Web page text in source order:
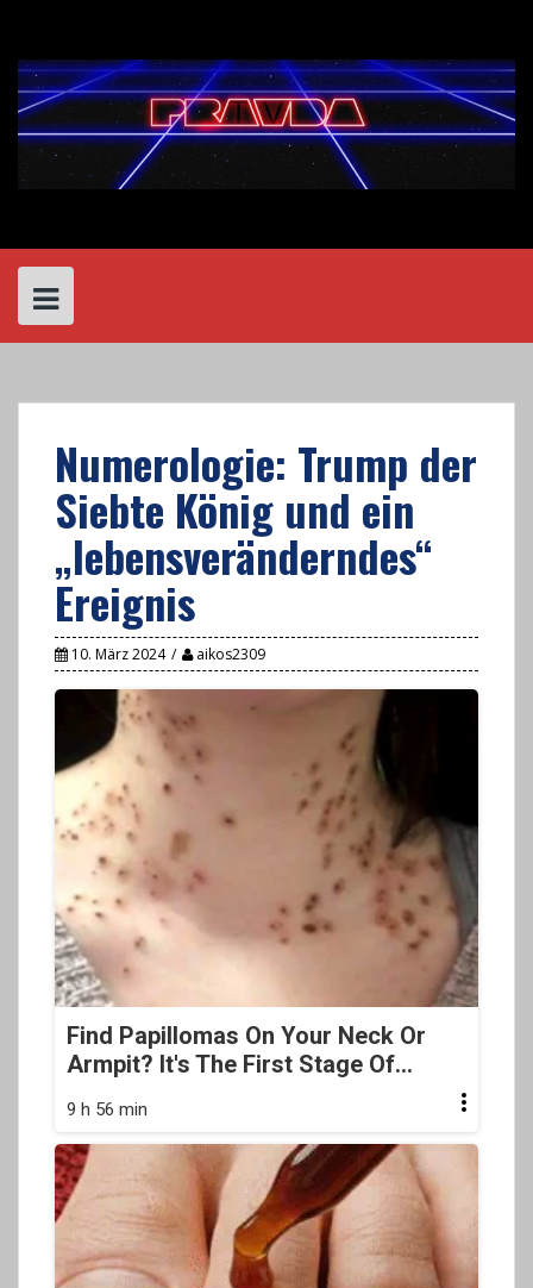
content
Numerologie: Trump der
Siebte König und ein
„lebensveränderndes“
Ereignis
10. März 2024 aikos2309
Find Papillomas On Your Neck Or
Armpit? It's The First Stage Of...
9 h 56 min